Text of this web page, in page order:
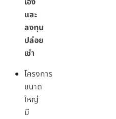
และ
ลงทุน
ปล่อย
เช่า
โครงการ
ขนาด
ใหญ่
มี